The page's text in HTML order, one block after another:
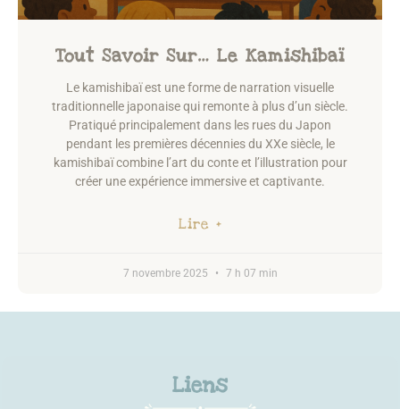
Tout Savoir Sur… Le Kamishibaï
Le kamishibaï est une forme de narration visuelle
traditionnelle japonaise qui remonte à plus d’un siècle.
Pratiqué principalement dans les rues du Japon
pendant les premières décennies du XXe siècle, le
kamishibaï combine l’art du conte et l’illustration pour
créer une expérience immersive et captivante.
Lire +
7 novembre 2025 7 h 07 min
Liens